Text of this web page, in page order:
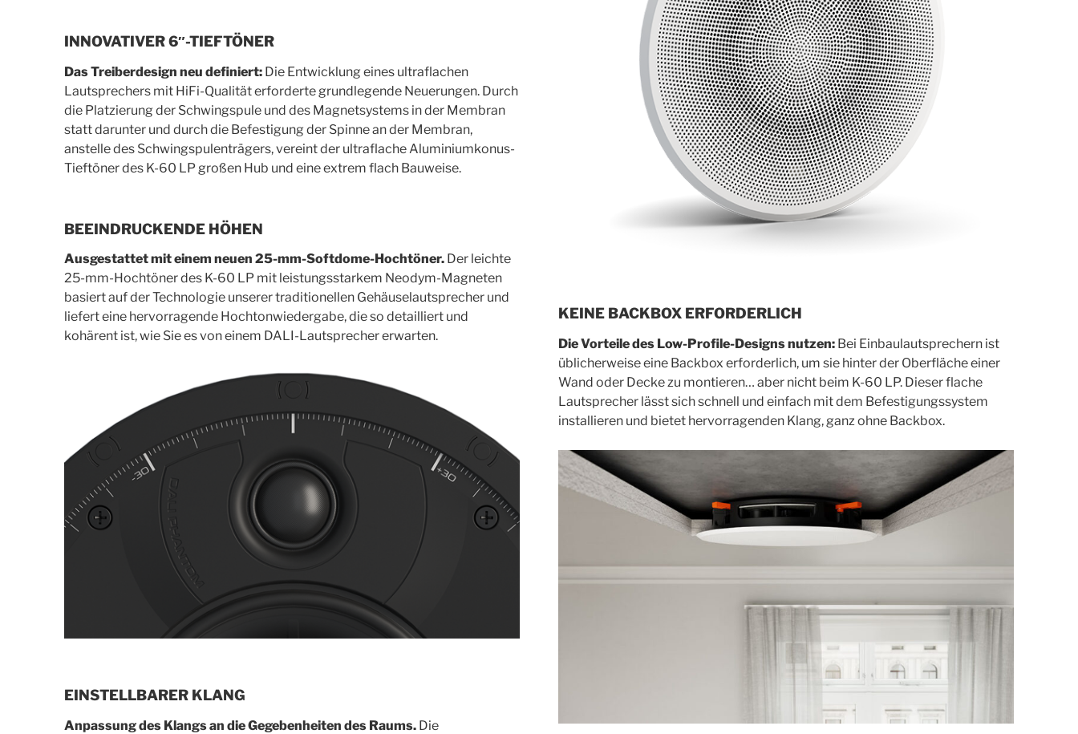
INNOVATIVER 6″-TIEFTÖNER
Das Treiberdesign neu definiert: Die Entwicklung eines ultraflachen
Lautsprechers mit HiFi-Qualität erforderte grundlegende Neuerungen. Durch
die Platzierung der Schwingspule und des Magnetsystems in der Membran
statt darunter und durch die Befestigung der Spinne an der Membran,
anstelle des Schwingspulenträgers, vereint der ultraflache Aluminiumkonus-
Tieftöner des K-60 LP großen Hub und eine extrem flach Bauweise.
BEEINDRUCKENDE HÖHEN
Ausgestattet mit einem neuen 25-mm-Softdome-Hochtöner. Der leichte
25-mm-Hochtöner des K-60 LP mit leistungsstarkem Neodym-Magneten
basiert auf der Technologie unserer traditionellen Gehäuselautsprecher und
liefert eine hervorragende Hochtonwiedergabe, die so detailliert und
kohärent ist, wie Sie es von einem DALI-Lautsprecher erwarten.
EINSTELLBARER KLANG
Anpassung des Klangs an die Gegebenheiten des Raums. Die
KEINE BACKBOX ERFORDERLICH
Die Vorteile des Low-Profile-Designs nutzen:Bei Einbaulautsprechern ist
üblicherweise eine Backbox erforderlich, um sie hinter der Oberfläche einer
Wand oder Decke zu montieren… aber nicht beim K-60 LP. Dieser flache
Lautsprecher lässt sich schnell und einfach mit dem Befestigungssystem
installieren und bietet hervorragenden Klang, ganz ohne Backbox.